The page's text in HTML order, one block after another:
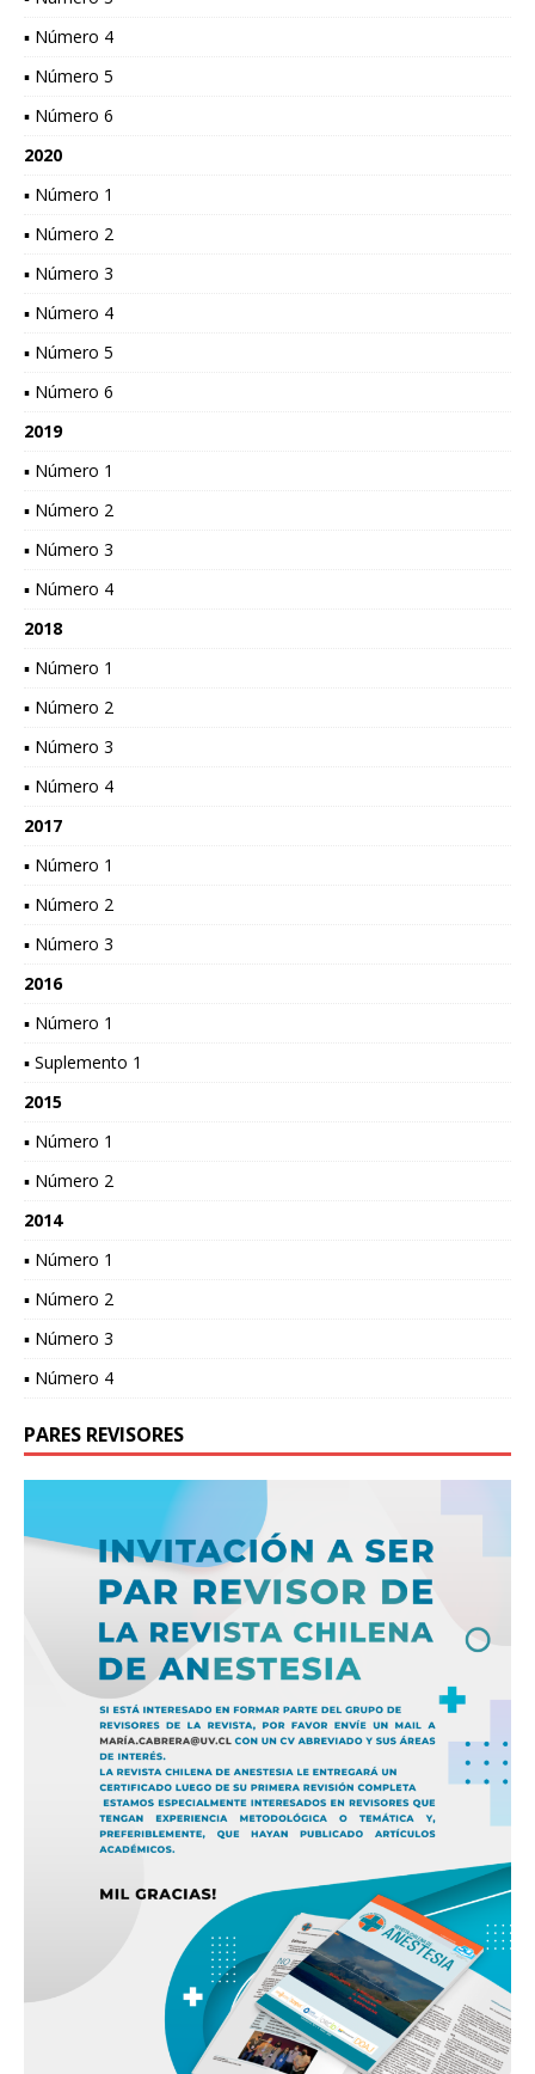
▪ Número 4
▪ Número 5
▪ Número 6
2020
▪ Número 1
▪ Número 2
▪ Número 3
▪ Número 4
▪ Número 5
▪ Número 6
2019
▪ Número 1
▪ Número 2
▪ Número 3
▪ Número 4
2018
▪ Número 1
▪ Número 2
▪ Número 3
▪ Número 4
2017
▪ Número 1
▪ Número 2
▪ Número 3
2016
▪ Número 1
▪ Suplemento 1
2015
▪ Número 1
▪ Número 2
2014
▪ Número 1
▪ Número 2
▪ Número 3
▪ Número 4
PARES REVISORES